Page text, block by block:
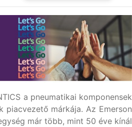
a pneumatikai komponensek
piacvezető márkája. Az Emerson
már több, mint 50 éve kínál